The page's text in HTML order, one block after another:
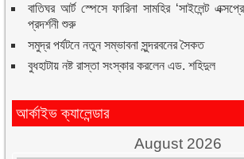
বাতিঘর আর্ট স্পেসে ফারিনা সামহির ‘সাইলেন্ট
প্রদর্শনী শুরু
সমুদ্র পর্যটনে নতুন সম্ভাবনা সুন্দরবনের সৈকত
বুধহাটায় নষ্ট রাস্তা সংস্কার করলেন এড. শহিদুল
আর্কাইভ ক্যালেন্ডার
August 2026